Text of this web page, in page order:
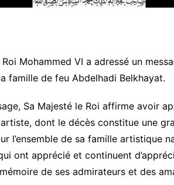
Mohammed VI a adressé un
famille de feu Abdelhadi Belkhayat.
Sa Majesté le Roi affirme avoir
dont le décès constitue une
l’ensemble de sa famille artistique
ont apprécié et continuent
de ses admirateurs et des